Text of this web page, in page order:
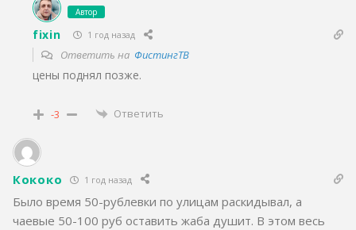
Автор
fixin 1 год назад
Ответить на ФистингТВ
цены поднял позже.
-3 Ответить
Кококо 1 год назад
Было время 50-рублевки по улицам раскидывал, а
чаевые 50-100 руб оставить жаба душит. В этом весь